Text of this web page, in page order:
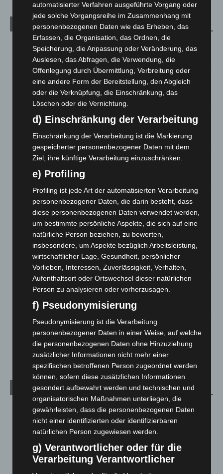
Aktuelle Beiträge
M’era Luna 2026: 25.000 Fans feiern in Hildesheim
10. August 2026
Kunst trifft Weingenuss: Barbara-Susann Mehring zeigt ihre
Werke im Jacques’ Wein-Depot Isernhagen
A2: Zweite Turbobaustelle startet zwischen Hannover-West
8. August 2026
Niedersachsen: Feuerwehrkräfte kehren nach
Waldbrandeinsatz aus Spanien zurück
7. August 2026
Hannover: Erste Tigermücken-Population in Niedersachsen
entdeckt
7. August 2026
Brand im „Haus der Begegnung“ in Neuwarmbüchen schnell
eingedämmt
6. August 2026
Roten Kreuz
5. August 2026
Mann läuft mit Hockeyschläger über A7 – Polizei sucht
Zeugen
5. August 2026
Kategorien
Blaulicht
2.799
Corona-News
Langenhagen und Ortsteile
automatisierter Verfahren ausgeführte Vorgang oder
jede solche Vorgangsreihe im Zusammenhang mit
personenbezogenen Daten wie das Erheben, das
Erfassen, die Organisation, das Ordnen, die
Speicherung, die Anpassung oder Veränderung, das
Auslesen, das Abfragen, die Verwendung, die
Offenlegung durch Übermittlung, Verbreitung oder
eine andere Form der Bereitstellung, den Abgleich
oder die Verknüpfung, die Einschränkung, das
Löschen oder die Vernichtung.
d) Einschränkung der Verarbeitung
Einschränkung der Verarbeitung ist die Markierung
gespeicherter personenbezogener Daten mit dem
Ziel, ihre künftige Verarbeitung einzuschränken.
e) Profiling
Profiling ist jede Art der automatisierten Verarbeitung
personenbezogener Daten, die darin besteht, dass
diese personenbezogenen Daten verwendet werden,
um bestimmte persönliche Aspekte, die sich auf eine
natürliche Person beziehen, zu bewerten,
insbesondere, um Aspekte bezüglich Arbeitsleistung,
wirtschaftlicher Lage, Gesundheit, persönlicher
Vorlieben, Interessen, Zuverlässigkeit, Verhalten,
Aufenthaltsort oder Ortswechsel dieser natürlichen
Person zu analysieren oder vorherzusagen.
f) Pseudonymisierung
Pseudonymisierung ist die Verarbeitung
personenbezogener Daten in einer Weise, auf welche
die personenbezogenen Daten ohne Hinzuziehung
zusätzlicher Informationen nicht mehr einer
spezifischen betroffenen Person zugeordnet werden
können, sofern diese zusätzlichen Informationen
gesondert aufbewahrt werden und technischen und
organisatorischen Maßnahmen unterliegen, die
gewährleisten, dass die personenbezogenen Daten
nicht einer identifizierten oder identifizierbaren
natürlichen Person zugewiesen werden.
g) Verantwortlicher oder für die
Verarbeitung Verantwortlicher